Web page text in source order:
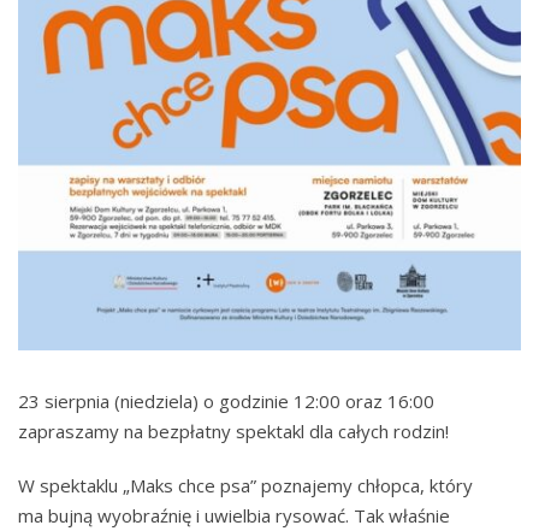
23 sierpnia (niedziela) o godzinie 12:00 oraz 16:00
zapraszamy na bezpłatny spektakl dla całych rodzin!
W spektaklu „Maks chce psa” poznajemy chłopca, który
ma bujną wyobraźnię i uwielbia rysować. Tak właśnie